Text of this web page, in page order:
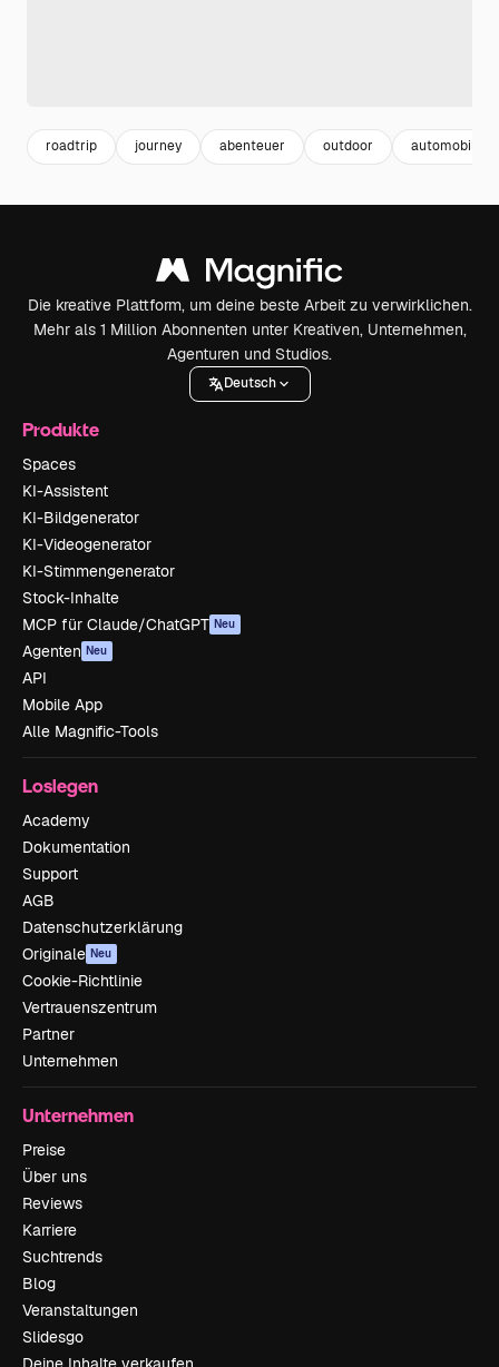
roadtrip journey abenteuer outdoor automobil
Die kreative Plattform, um deine beste Arbeit zu verwirklichen.
Mehr als 1 Million Abonnenten unter Kreativen, Unternehmen,
Agenturen und Studios.
Deutsch
Produkte
Spaces
KI-Assistent
KI-Bildgenerator
KI-Videogenerator
KI-Stimmengenerator
Stock-Inhalte
MCP für Claude/ChatGPT Neu
Agenten Neu
API
Mobile App
Alle Magnific-Tools
Loslegen
Academy
Dokumentation
Support
AGB
Datenschutzerklärung
Originale Neu
Cookie-Richtlinie
Vertrauenszentrum
Partner
Unternehmen
Unternehmen
Preise
Über uns
Reviews
Karriere
Suchtrends
Blog
Veranstaltungen
Slidesgo